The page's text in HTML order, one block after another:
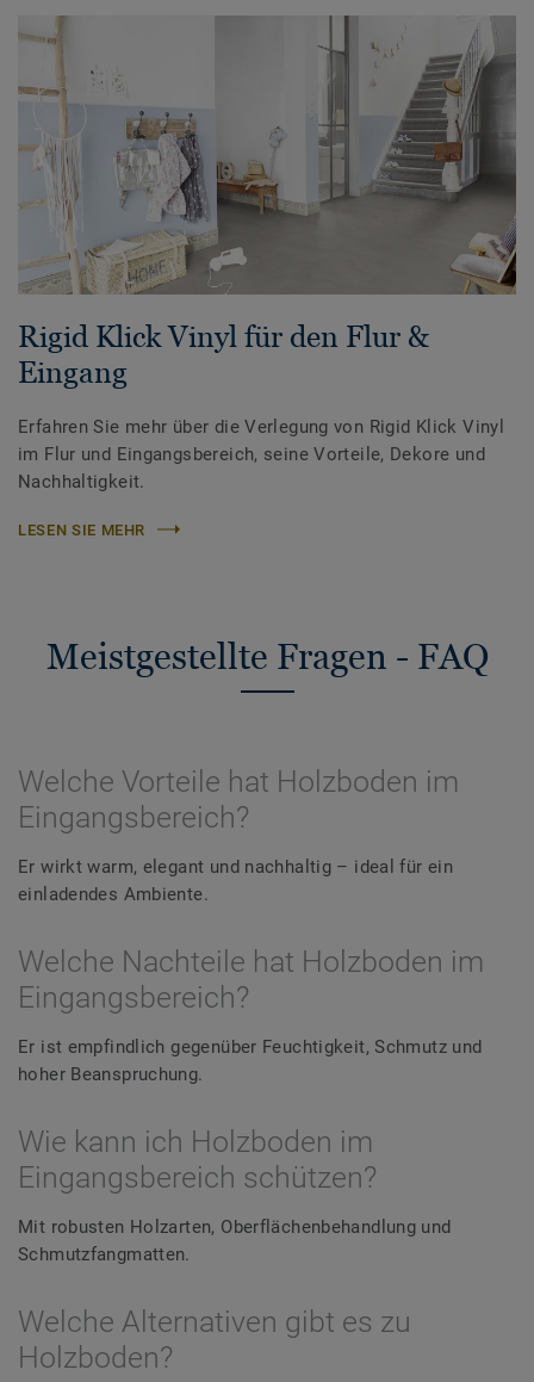
Rigid Klick Vinyl für den Flur &
Eingang
Erfahren Sie mehr über die Verlegung von Rigid Klick Vinyl
im Flur und Eingangsbereich, seine Vorteile, Dekore und
Nachhaltigkeit.
LESEN SIE MEHR
Meistgestellte Fragen - FAQ
Welche Vorteile hat Holzboden im
Eingangsbereich?
Er wirkt warm, elegant und nachhaltig – ideal für ein
einladendes Ambiente.
Welche Nachteile hat Holzboden im
Eingangsbereich?
Er ist empfindlich gegenüber Feuchtigkeit, Schmutz und
hoher Beanspruchung.
Wie kann ich Holzboden im
Eingangsbereich schützen?
Mit robusten Holzarten, Oberflächenbehandlung und
Schmutzfangmatten.
Welche Alternativen gibt es zu
Holzboden?